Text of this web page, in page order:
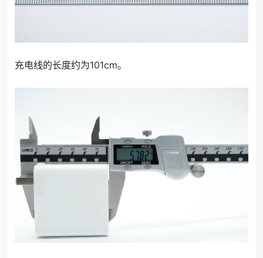
充电线的长度约为101cm。